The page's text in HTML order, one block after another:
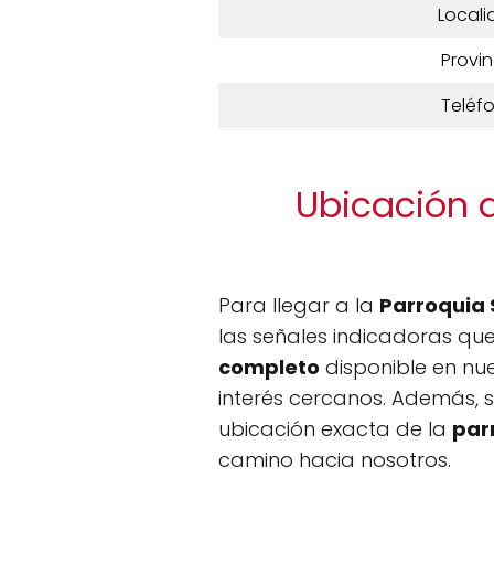
Ubicación
Para llegar a la Parroquia
las señales indicadoras
completo disponible en
interés cercanos.
ubicación exacta de la
camino hacia nosotros.